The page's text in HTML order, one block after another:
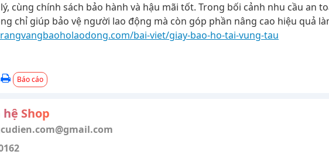
cùng chính sách bảo hành và hậu mãi tốt. Trong bối cảnh nhu cầu an
chỉ giúp bảo vệ người lao động mà còn góp phần nâng cao hiệu quả
bai-viet/giay-bao-ho-tai-vung-tau
Báo cáo
Shop